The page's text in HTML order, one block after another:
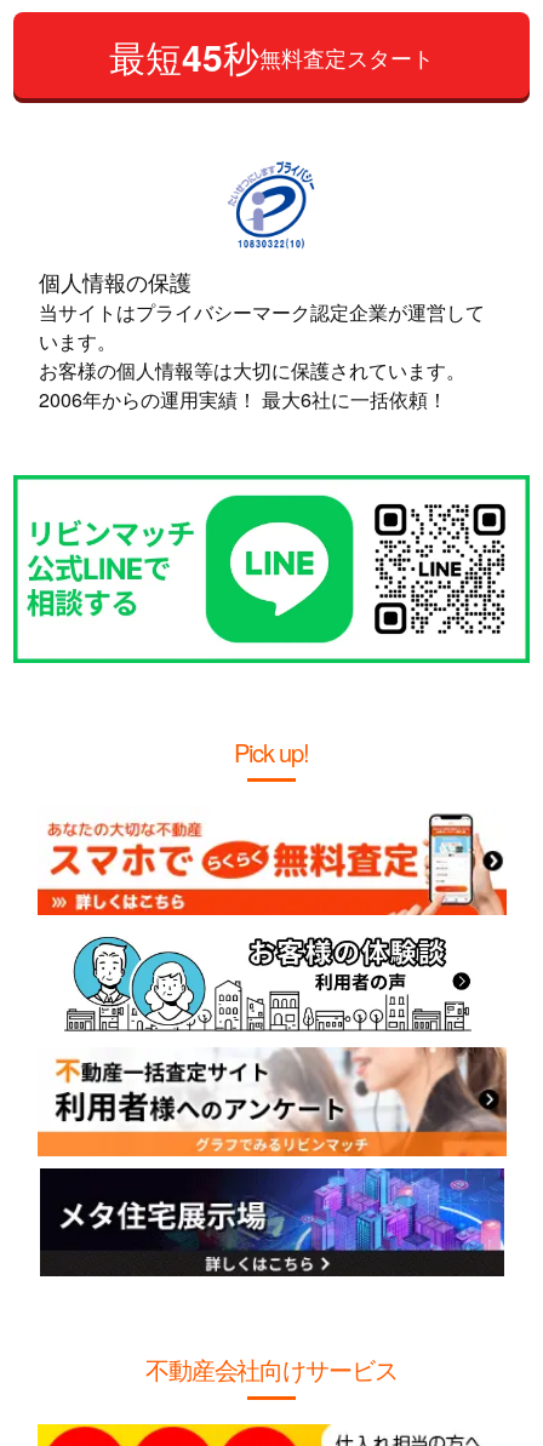
最短45秒無料査定スタート
個人情報の保護
当サイトはプライバシーマーク認定企業が運営して
います。
お客様の個人情報等は大切に保護されています。
2006年からの運用実績！ 最大6社に一括依頼！
Pick up!
不動産会社向けサービス